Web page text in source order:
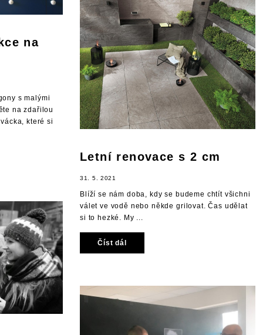
na
s malými
na zdařilou
které si
Letní renovace s 2 cm
31. 5. 2021
Blíží se nám doba, kdy se budeme chtít všichni
válet ve vodě nebo někde grilovat. Čas udělat
si to hezké. My ...
Číst dál